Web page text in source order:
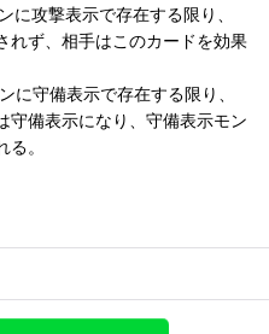
に攻撃表示で存在する限り、
れず、相手はこのカードを効果
に守備表示で存在する限り、
守備表示になり、守備表示モン
。